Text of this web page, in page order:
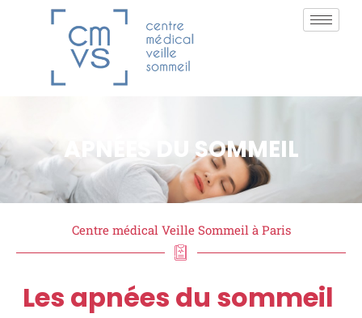
APNÉES DU SOMMEIL
Centre médical Veille Sommeil à Paris
Les apnées du sommeil